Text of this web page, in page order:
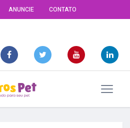
ANUNCIE CONTATO